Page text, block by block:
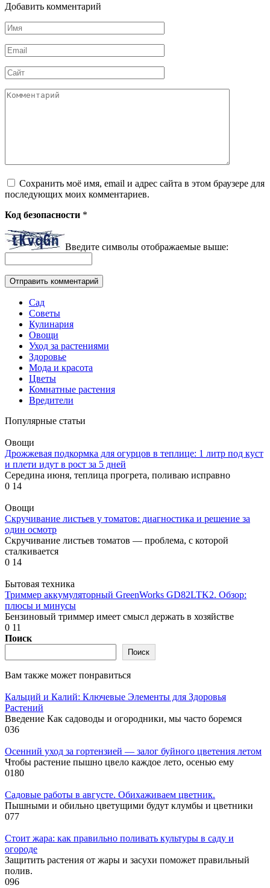
Добавить комментарий
Имя
*
Email
*
Сайт
Комментарий
Сохранить моё имя, email и адрес сайта в этом браузере для
последующих моих комментариев.
Код безопасности *
Введите символы отображаемые выше:
Сад
Советы
Кулинария
Овощи
Уход за растениями
Здоровье
Мода и красота
Цветы
Комнатные растения
Вредители
Популярные статьи
Овощи
Дрожжевая подкормка для огурцов в теплице: 1 литр под куст
и плети идут в рост за 5 дней
Середина июня, теплица прогрета, поливаю исправно
0 14
Овощи
Скручивание листьев у томатов: диагностика и решение за
один осмотр
Скручивание листьев томатов — проблема, с которой
сталкивается
0 14
Бытовая техника
Триммер аккумуляторный GreenWorks GD82LTK2. Обзор:
плюсы и минусы
Бензиновый триммер имеет смысл держать в хозяйстве
0 11
Поиск
Поиск
Вам также может понравиться
Кальций и Калий: Ключевые Элементы для Здоровья
Растений
Введение Как садоводы и огородники, мы часто боремся
036
Осенний уход за гортензией — залог буйного цветения летом
Чтобы растение пышно цвело каждое лето, осенью ему
0180
Садовые работы в августе. Обихаживаем цветник.
Пышными и обильно цветущими будут клумбы и цветники
077
Стоит жара: как правильно поливать культуры в саду и
огороде
Защитить растения от жары и засухи поможет правильный
полив.
096